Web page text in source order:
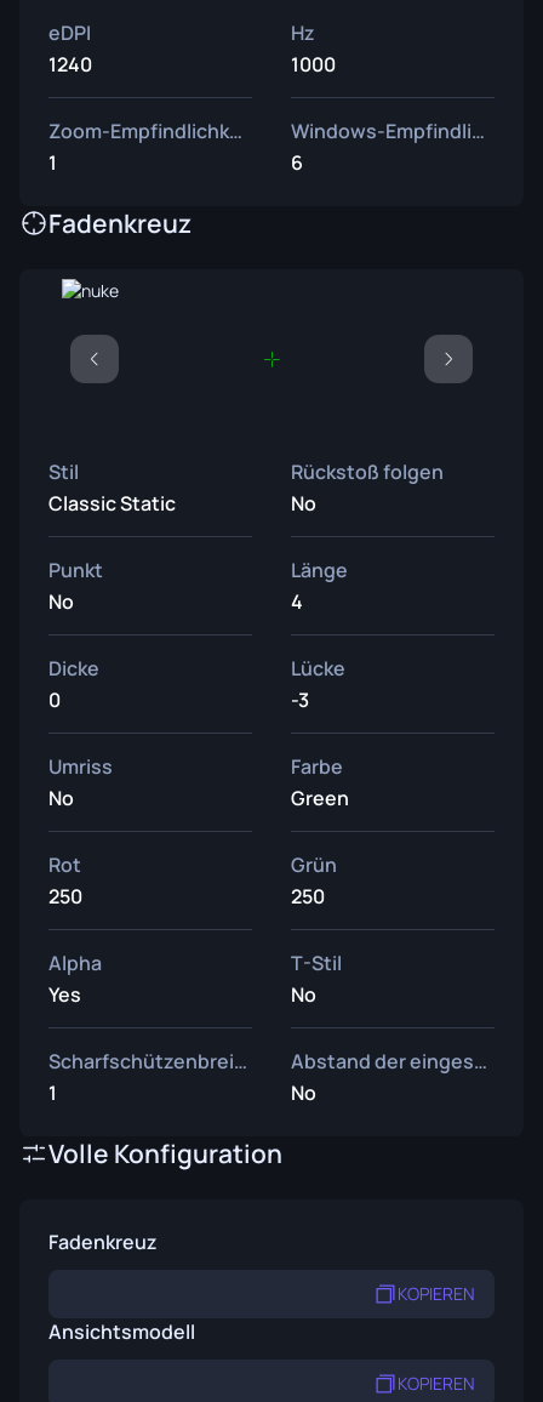
eDPI
1240
Hz
1000
Zoom-Empfindlichkeit
1
Windows-Empfindlichkeit
6
Fadenkreuz
Stil
Classic Static
Rückstoß folgen
No
Punkt
No
Länge
4
Dicke
0
Lücke
-3
Umriss
No
Farbe
Green
Rot
250
Grün
250
Alpha
Yes
T-Stil
No
Scharfschützenbreite
1
Abstand der eingesetzten Waffe
No
Volle Konfiguration
Fadenkreuz
KOPIEREN
Ansichtsmodell
KOPIEREN